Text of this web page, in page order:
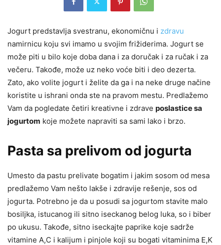
Jogurt predstavlja svestranu, ekonomičnu i zdravu
namirnicu koju svi imamo u svojim frižiderima. Jogurt se
može piti u bilo koje doba dana i za doručak i za ručak i za
večeru. Takođe, može uz neko voće biti i deo dezerta.
Zato, ako volite jogurt i želite da ga i na neke druge načine
koristite u ishrani onda ste na pravom mestu. Predlažemo
Vam da pogledate četiri kreativne i zdrave poslastice sa
jogurtom koje možete napraviti sa sami lako i brzo.
Pasta sa prelivom od jogurta
Umesto da pastu prelivate bogatim i jakim sosom od mesa
predlažemo Vam nešto lakše i zdravije rešenje, sos od
jogurta. Potrebno je da u posudi sa jogurtom stavite malo
bosiljka, istucanog ili sitno iseckanog belog luka, so i biber
po ukusu. Takođe, sitno iseckajte paprike koje sadrže
vitamine A,C i kalijum i pinjole koji su bogati vitaminima E,K